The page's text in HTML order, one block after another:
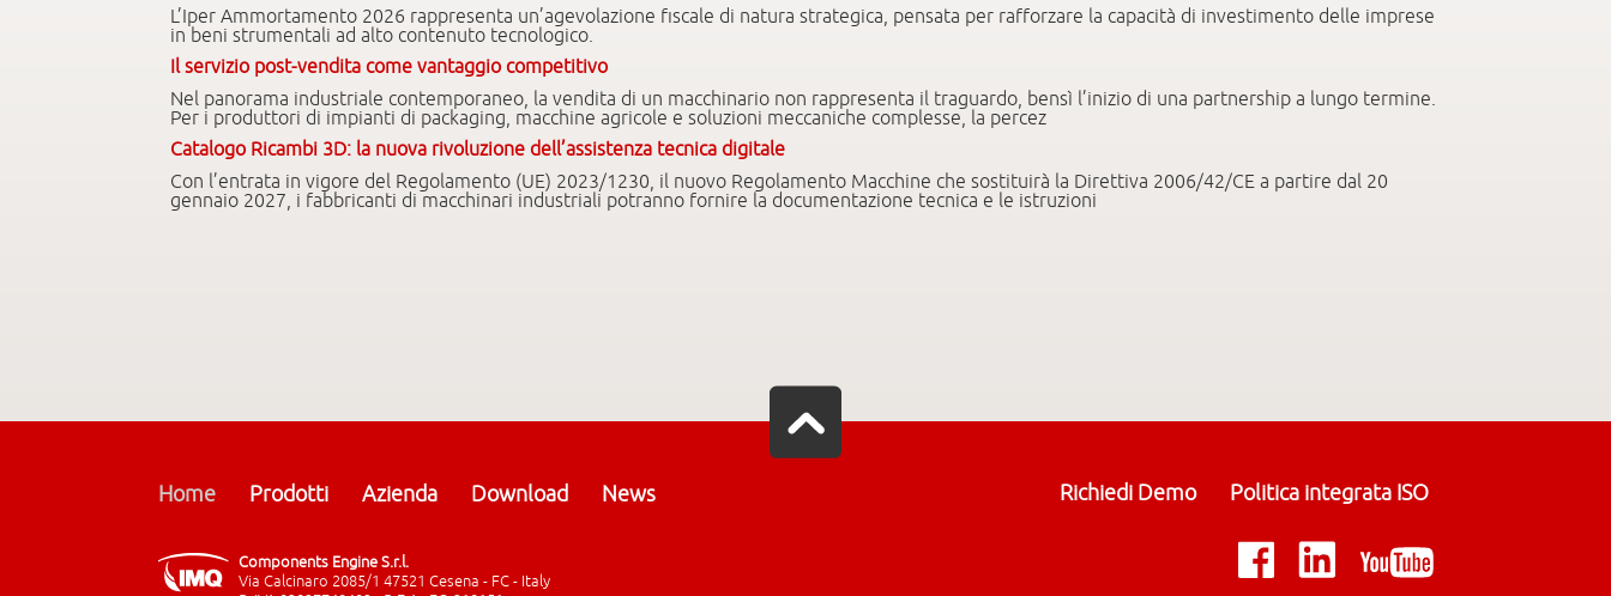
L’Iper Ammortamento 2026 rappresenta un’agevolazione fiscale di natura strategica, pensata per rafforzare la capacità di investimento delle imprese
in beni strumentali ad alto contenuto tecnologico.
Il servizio post-vendita come vantaggio competitivo
Nel panorama industriale contemporaneo, la vendita di un macchinario non rappresenta il traguardo, bensì l’inizio di una partnership a lungo termine.
Per i produttori di impianti di packaging, macchine agricole e soluzioni meccaniche complesse, la percez
Catalogo Ricambi 3D: la nuova rivoluzione dell’assistenza tecnica digitale
Con l’entrata in vigore del Regolamento (UE) 2023/1230, il nuovo Regolamento Macchine che sostituirà la Direttiva 2006/42/CE a partire dal 20
gennaio 2027, i fabbricanti di macchinari industriali potranno fornire la documentazione tecnica e le istruzioni
Home Prodotti Azienda Download News Richiedi Demo Politica integrata ISO
Components Engine S.r.l.
Via Calcinaro 2085/1 47521 Cesena - FC - Italy